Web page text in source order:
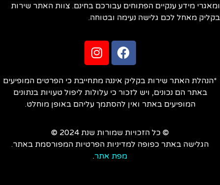
ומאגרי מידע ענקיים הפתוחים עבורכם בחינם. צוות האתר שירות
בקליק מאחל לכם גלישה נעימה ובטוחה.
*הנהלת האתר שירות בקליק איננה מתחייבת כי הפרטים המופיעים
באתר הם נכונים, ויש לזכור כי עלולות ליפול טעויות בנתונים
המופיעים באתר ואין להסתמך עליהם באופן מוחלט.
© כל הזכויות שמורות שנת 2024 ©
הגלישה באתר כפופה למדיניות הפרטיות המפורסמת באתר.
מפת אתר.